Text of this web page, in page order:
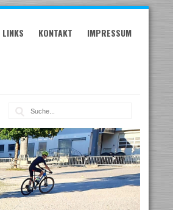
LINKS KONTAKT IMPRESSUM
Suche: